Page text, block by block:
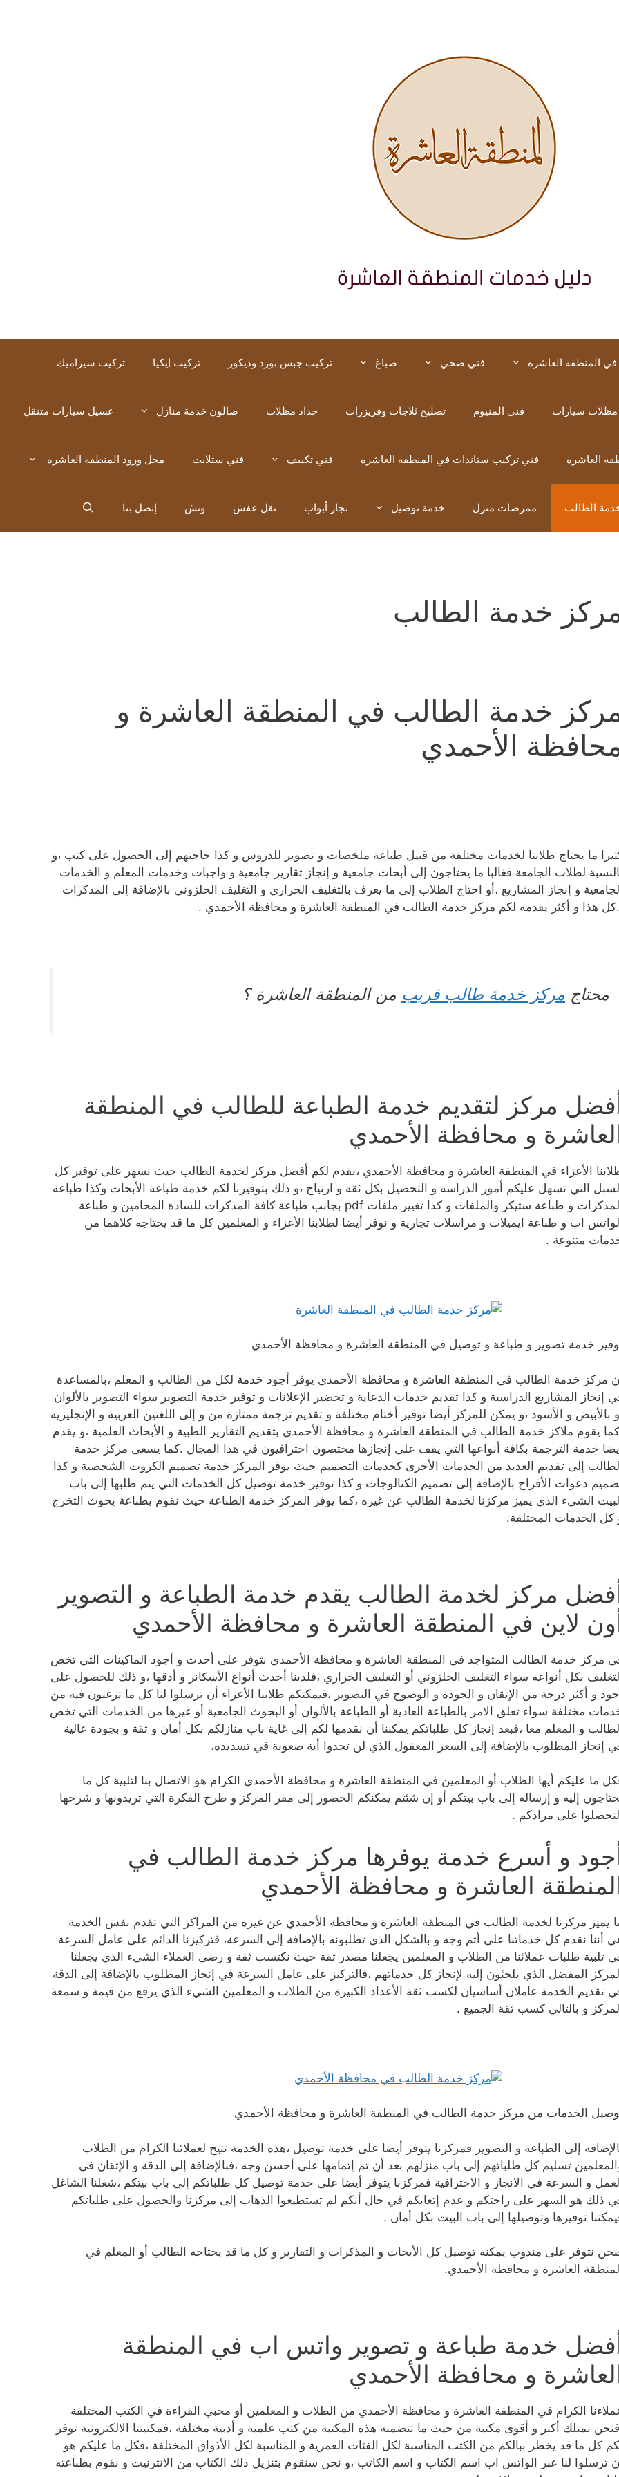
المنطقة العاشرة فني صحي صباغ تركيب جبس بورد وديكور تركيب إيكيا تركيب سيراميك
سيارات فني المنيوم تصليح ثلاجات وفريزرات حداد مظلات صالون خدمة منازل غسيل سيارات متنقل
العاشرة فني تركيب ستاندات في المنطقة العاشرة فني تكييف فني ستلايت محل ورود المنطقة العاشرة
الطالب ممرضات منزل خدمة توصيل نجار أبواب نقل عفش ونش إتصل بنا
خدمة الطالب
خدمة الطالب في المنطقة العاشرة و
الأحمدي
ما يحتاج طلابنا لخدمات مختلفة من قبيل طباعة ملخصات و تصوير للدروس و كذا حاجتهم إلى الحصول على كتب ،و
لطلاب الجامعة فغالبا ما يحتاجون إلى أبحاث جامعية و إنجاز تقارير جامعية و واجبات وخدمات المعلم و الخدمات
و إنجاز المشاريع ،أو احتاج الطلاب إلى ما يعرف بالتغليف الحراري و التغليف الحلزوني بالإضافة إلى المذكرات
هذا و أكثر يقدمه لكم مركز خدمة الطالب في المنطقة العاشرة و محافظة الأحمدي .
محتاج مركز خدمة طالب قريب من المنطقة العاشرة ؟
مركز لتقديم خدمة الطباعة للطالب في المنطقة
و محافظة الأحمدي
الأعزاء في المنطقة العاشرة و محافظة الأحمدي ،نقدم لكم أفضل مركز لخدمة الطالب حيث نسهر على توفير كل
التي تسهل عليكم أمور الدراسة و التحصيل بكل ثقة و ارتياح ،و ذلك بتوفيرنا لكم خدمة طباعة الأبحاث وكذا طباعة
المذكرات و طباعة ستيكر والملفات و كذا تغيير ملفات pdf بجانب طباعة كافة المذكرات للسادة المحامين و طباعة
اب و طباعة ايميلات و مراسلات تجارية و نوفر أيضا لطلابنا الأعزاء و المعلمين كل ما قد يحتاجه كلاهما من
متنوعة .
خدمة تصوير و طباعة و توصيل في المنطقة العاشرة و محافظة الأحمدي
مركز خدمة الطالب في المنطقة العاشرة و محافظة الأحمدي يوفر أجود خدمة لكل من الطالب و المعلم ،بالمساعدة
إنجاز المشاريع الدراسية و كذا تقديم خدمات الدعاية و تحضير الإعلانات و توفير خدمة التصوير سواء التصوير بالألوان
بالأبيض و الأسود ،و يمكن للمركز أيضا توفير أختام مختلفة و تقديم ترجمة ممتازة من و إلى اللغتين العربية و الإنجليزية
يقوم ملاكز خدمة الطالب في المنطقة العاشرة و محافظة الأحمدي بتقديم التقارير الطبية و الأبحاث العلمية ،و يقدم
خدمة الترجمة بكافة أنواعها التي يقف على إنجازها مختصون احترافيون في هذا المجال .كما يسعى مركز خدمة
إلى تقديم العديد من الخدمات الأخرى كخدمات التصميم حيث يوفر المركز خدمة تصميم الكروت الشخصية و كذا
دعوات الأفراح بالإضافة إلى تصميم الكتالوجات و كذا توفير خدمة توصيل كل الخدمات التي يتم طلبها إلى باب
الشيء الذي يميز مركزنا لخدمة الطالب عن غيره ،كما يوفر المركز خدمة الطباعة حيث نقوم بطباعة بحوث التخرج
كل الخدمات المختلفة.
مركز لخدمة الطالب يقدم خدمة الطباعة و التصوير
لاين في المنطقة العاشرة و محافظة الأحمدي
مركز خدمة الطالب المتواجد في المنطقة العاشرة و محافظة الأحمدي نتوفر على أحدث و أجود الماكينات التي تخص
بكل أنواعه سواء التغليف الحلزوني أو التغليف الحراري ،فلدينا أحدث أنواع الأسكانر و أدقها ،و ذلك للحصول على
و أكثر درجة من الإتقان و الجودة و الوضوح في التصوير ،فيمكنكم طلابنا الأعزاء أن ترسلوا لنا كل ما ترغبون فيه من
مختلفة سواء تعلق الامر بالطباعة العادية أو الطباعة بالألوان أو البحوث الجامعية أو غيرها من الخدمات التي تخص
و المعلم معا ،فبعد إنجاز كل طلباتكم يمكننا أن نقدمها لكم إلى غاية باب منازلكم بكل أمان و ثقة و بجودة عالية
إنجاز المطلوب بالإضافة إلى السعر المعقول الذي لن تجدوا أية صعوبة في تسديده،
ما عليكم أيها الطلاب أو المعلمين في المنطقة العاشرة و محافظة الأحمدي الكرام هو الاتصال بنا لتلبية كل ما
إليه و إرساله إلى باب بيتكم أو إن شئتم يمكنكم الحضور إلى مقر المركز و طرح الفكرة التي تريدونها و شرحها
على مرادكم .
و أسرع خدمة يوفرها مركز خدمة الطالب في
العاشرة و محافظة الأحمدي
يميز مركزنا لخدمة الطالب في المنطقة العاشرة و محافظة الأحمدي عن غيره من المراكز التي تقدم نفس الخدمة
أننا نقدم كل خدماتنا على أتم وجه و بالشكل الذي تطلبونه بالإضافة إلى السرعة، فتركيزنا الدائم على عامل السرعة
تلبية طلبات عملائنا من الطلاب و المعلمين يجعلنا مصدر ثقة حيث نكتسب ثقة و رضى العملاء الشيء الذي يجعلنا
المفضل الذي يلجئون إليه لإنجاز كل خدماتهم ،فالتركيز على عامل السرعة في إنجاز المطلوب بالإضافة إلى الدقة
تقديم الخدمة عاملان أساسيان لكسب ثقة الأعداد الكبيرة من الطلاب و المعلمين الشيء الذي يرفع من قيمة و سمعة
و بالتالي كسب ثقة الجميع .
الخدمات من مركز خدمة الطالب في المنطقة العاشرة و محافظة الأحمدي
إلى الطباعة و التصوير فمركزنا يتوفر أيضا على خدمة توصيل ،هذه الخدمة تتيح لعملائنا الكرام من الطلاب
تسليم كل طلباتهم إلى باب منزلهم بعد أن تم إتمامها على أحسن وجه ،فبالإضافة إلى الدقة و الإتقان في
و السرعة في الانجاز و الاحترافية فمركزنا يتوفر أيضا على خدمة توصيل كل طلباتكم إلى باب بيتكم ،شغلنا الشاغل
ذلك هو السهر على راحتكم و عدم إتعابكم في حال أنكم لم تستطيعوا الذهاب إلى مركزنا والحصول على طلباتكم
توفيرها وتوصيلها إلى باب البيت بكل أمان .
نتوفر على مندوب يمكنه توصيل كل الأبحاث و المذكرات و التقارير و كل ما قد يحتاجه الطالب أو المعلم في
المنطقة العاشرة و محافظة الأحمدي.
خدمة طباعة و تصوير واتس اب في المنطقة
و محافظة الأحمدي
الكرام في المنطقة العاشرة و محافظة الأحمدي من الطلاب و المعلمين أو محبي القراءة في الكتب المختلفة
نمتلك أكبر و أقوى مكتبة من حيث ما تتضمنه هذه المكتبة من كتب علمية و أدبية مختلفة ،فمكتبتنا الالكترونية توفر
كل ما قد يخطر ببالكم من الكتب المناسبة لكل الفئات العمرية و المناسبة لكل الأذواق المختلفة ،فكل ما عليكم هو
أن ترسلوا لنا عبر الواتس اب اسم الكتاب و اسم الكاتب ،و نحن سنقوم بتنزيل ذلك الكتاب من الانترنيت و نقوم بطباعته